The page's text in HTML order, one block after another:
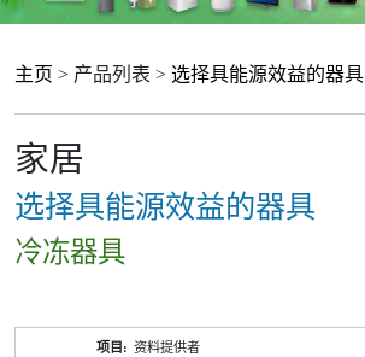
主页 > 产品列表 > 选择具能源效益的器具
家居
选择具能源效益的器具
冷冻器具
资料提供者